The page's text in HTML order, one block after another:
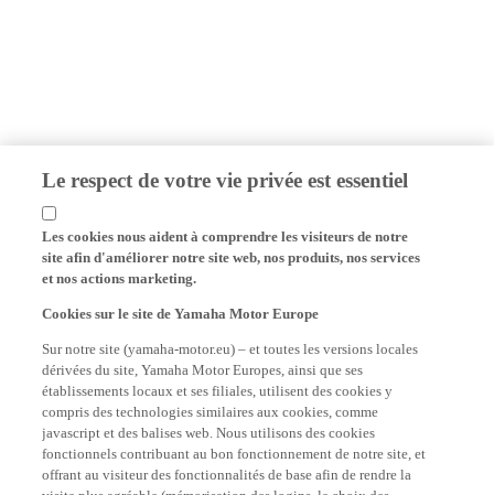
Le respect de votre vie privée est essentiel
Les cookies nous aident à comprendre les visiteurs de notre
site afin d'améliorer notre site web, nos produits, nos services
et nos actions marketing.
dérivées du site, Yamaha Motor Europes, ainsi que ses
établissements locaux et ses filiales, utilisent des cookies y
compris des technologies similaires aux cookies, comme
javascript et des balises web. Nous utilisons des cookies
fonctionnels contribuant au bon fonctionnement de notre site, et
offrant au visiteur des fonctionnalités de base afin de rendre la
visite plus agréable (mémorisation des logins, le choix des